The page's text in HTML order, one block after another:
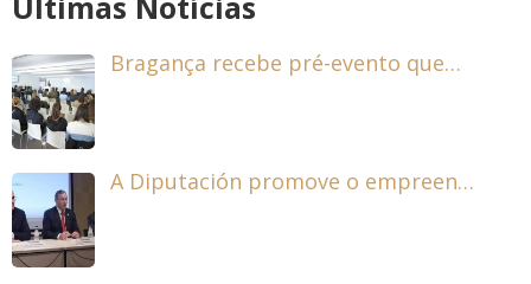
Bragança recebe pré-evento que…
A Diputación promove o empreen…